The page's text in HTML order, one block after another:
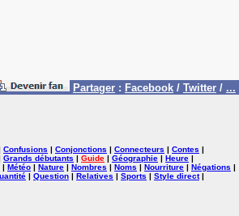
Partager : Facebook / Twitter / ...
Confusions | Conjonctions | Connecteurs | Contes |
Grands débutants | Guide | Géographie | Heure |
| Météo | Nature | Nombres | Noms | Nourriture | Négations |
| Question | Relatives | Sports | Style direct|